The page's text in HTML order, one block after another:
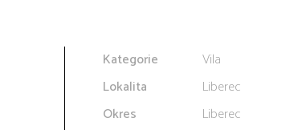
Kategorie
Vila
Lokalita
Liberec
Okres
Liberec